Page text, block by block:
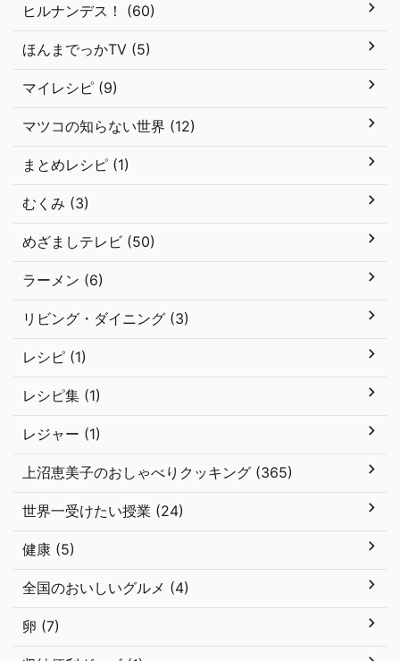
ヒルナンデス！ (60)
ほんまでっかTV (5)
マイレシピ (9)
マツコの知らない世界 (12)
まとめレシピ (1)
むくみ (3)
めざましテレビ (50)
ラーメン (6)
リビング・ダイニング (3)
レシピ (1)
レシピ集 (1)
レジャー (1)
上沼恵美子のおしゃべりクッキング (365)
世界一受けたい授業 (24)
健康 (5)
全国のおいしいグルメ (4)
卵 (7)